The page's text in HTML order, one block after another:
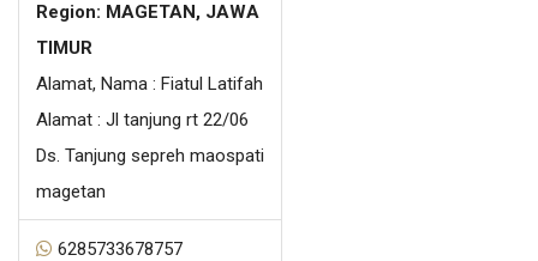
Region: MAGETAN, JAWA
TIMUR
Alamat, Nama : Fiatul Latifah
Alamat : Jl tanjung rt 22/06
Ds. Tanjung sepreh maospati
magetan
6285733678757